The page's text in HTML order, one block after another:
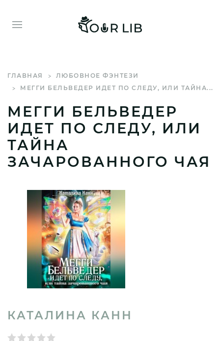
ГЛАВНАЯ
ЛЮБОВНОЕ ФЭНТЕЗИ
МЕГГИ БЕЛЬВЕДЕР ИДЕТ ПО СЛЕДУ, ИЛИ ТАЙНА...
МЕГГИ БЕЛЬВЕДЕР
ИДЕТ ПО СЛЕДУ, ИЛИ
ТАЙНА
ЗАЧАРОВАННОГО ЧАЯ
КАТАЛИНА КАНН